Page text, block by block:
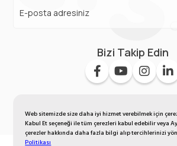
Web sitemizde size daha iyi hizmet verebilmek için
Kabul Et seçeneği ile tüm çerezleri kabul edebilir veya
çerezler hakkında daha fazla bilgi alıp tercihlerinizi
Politikası
Bizi Takip Edin